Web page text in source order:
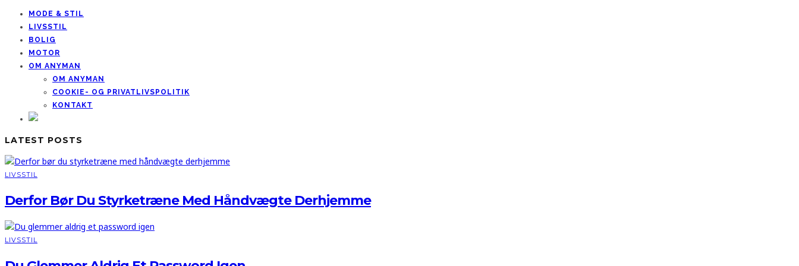
MODE & STIL
LIVSSTIL
BOLIG
MOTOR
OM ANYMAN
OM ANYMAN
COOKIE- OG PRIVATLIVSPOLITIK
KONTAKT
LATEST POSTS
LIVSSTIL
Derfor Bør Du Styrketræne Med Håndvægte Derhjemme
LIVSSTIL